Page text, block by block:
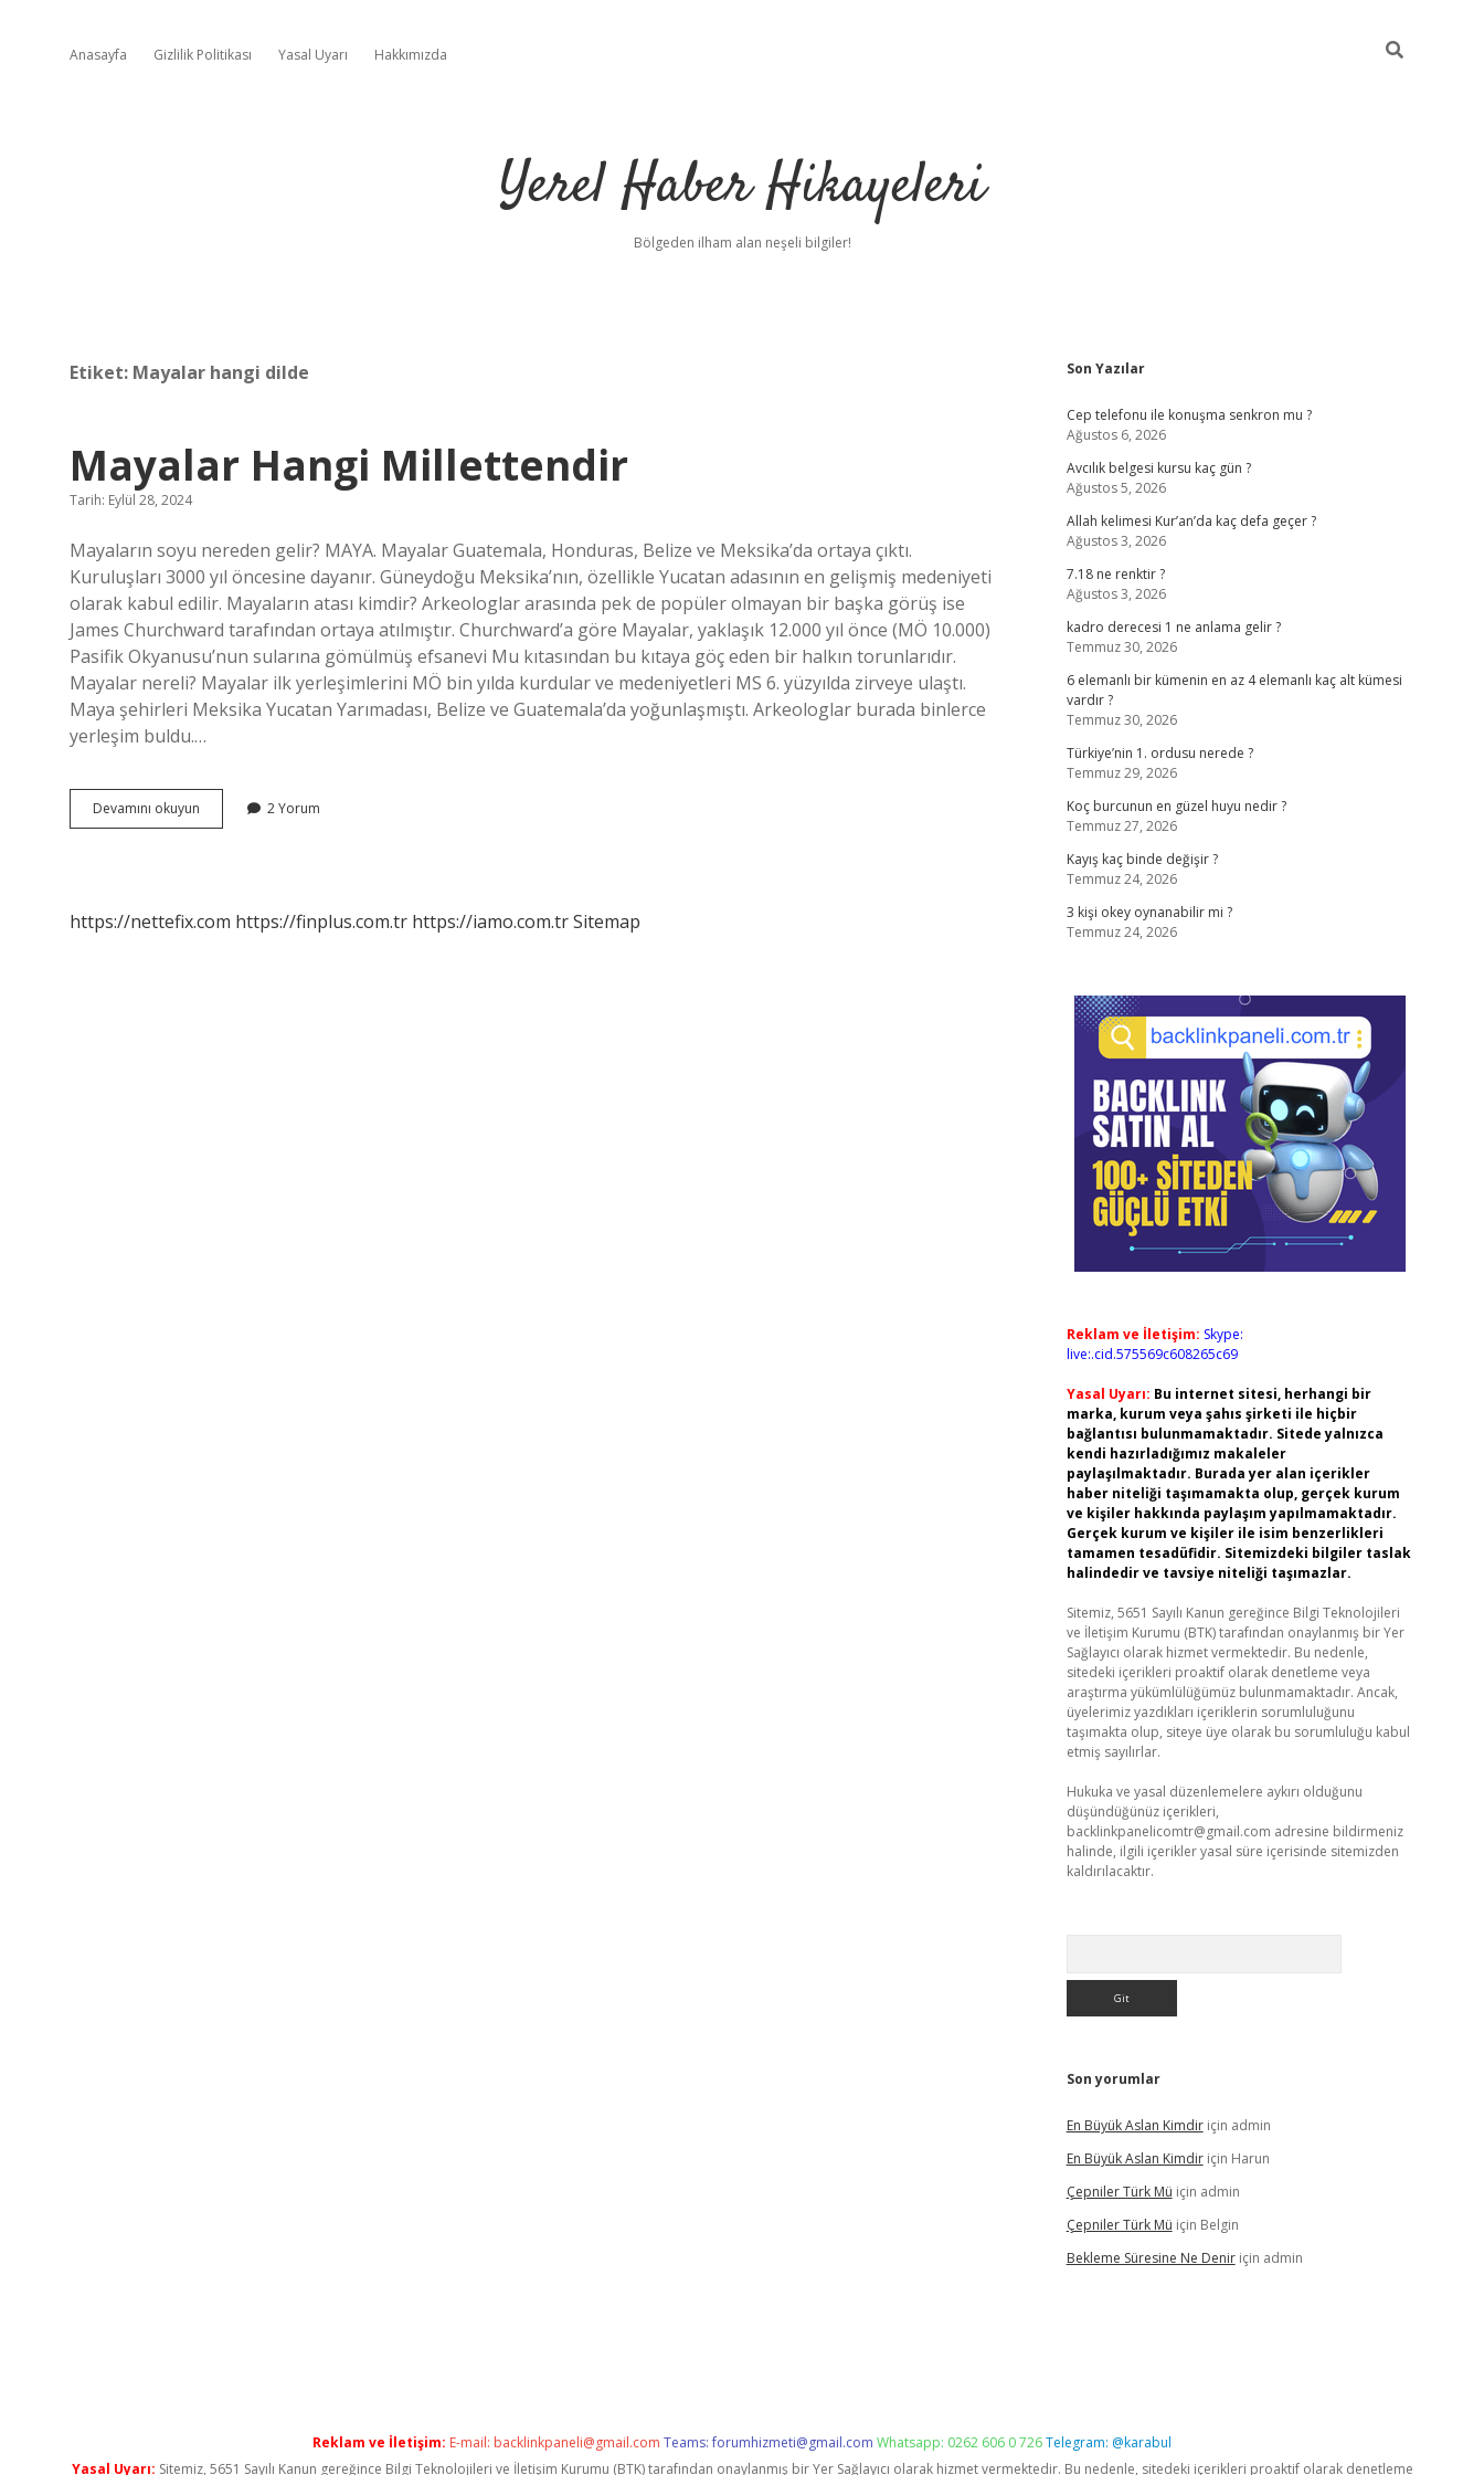
Anasayfa Gizlilik Politikası Yasal Uyarı Hakkımızda
Yerel Haber Hikayeleri
Bölgeden ilham alan neşeli bilgiler!
Etiket: Mayalar hangi dilde
Mayalar Hangi Millettendir
Tarih: Eylül 28, 2024
Mayaların soyu nereden gelir? MAYA. Mayalar Guatemala, Honduras, Belize ve Meksika’da ortaya çıktı.
Kuruluşları 3000 yıl öncesine dayanır. Güneydoğu Meksika’nın, özellikle Yucatan adasının en gelişmiş medeniyeti
olarak kabul edilir. Mayaların atası kimdir? Arkeologlar arasında pek de popüler olmayan bir başka görüş ise
James Churchward tarafından ortaya atılmıştır. Churchward’a göre Mayalar, yaklaşık 12.000 yıl önce (MÖ 10.000)
Pasifik Okyanusu’nun sularına gömülmüş efsanevi Mu kıtasından bu kıtaya göç eden bir halkın torunlarıdır.
Mayalar nereli? Mayalar ilk yerleşimlerini MÖ bin yılda kurdular ve medeniyetleri MS 6. yüzyılda zirveye ulaştı.
Maya şehirleri Meksika Yucatan Yarımadası, Belize ve Guatemala’da yoğunlaşmıştı. Arkeologlar burada binlerce
yerleşim buldu.…
Devamını okuyun Mayalar
Hangi
2 Yorum
https://nettefix.com https://finplus.com.tr https://iamo.com.trSitemap
Sidebar
Son Yazılar
Cep telefonu ile konuşma senkron mu ?
Ağustos 6, 2026
Avcılık belgesi kursu kaç gün ?
Ağustos 5, 2026
Allah kelimesi Kur’an’da kaç defa geçer ?
Ağustos 3, 2026
7.18 ne renktir ?
Ağustos 3, 2026
kadro derecesi 1 ne anlama gelir ?
Temmuz 30, 2026
6 elemanlı bir kümenin en az 4 elemanlı kaç alt kümesi
vardır ?
Temmuz 30, 2026
Türkiye’nin 1. ordusu nerede ?
Temmuz 29, 2026
Koç burcunun en güzel huyu nedir ?
Temmuz 27, 2026
Kayış kaç binde değişir ?
Temmuz 24, 2026
3 kişi okey oynanabilir mi ?
Temmuz 24, 2026
Reklam ve İletişim: Skype:
live:.cid.575569c608265c69
Yasal Uyarı: Bu internet sitesi, herhangi bir
marka, kurum veya şahıs şirketi ile hiçbir
bağlantısı bulunmamaktadır. Sitede yalnızca
kendi hazırladığımız makaleler
paylaşılmaktadır. Burada yer alan içerikler
haber niteliği taşımamakta olup, gerçek kurum
ve kişiler hakkında paylaşım yapılmamaktadır.
Gerçek kurum ve kişiler ile isim benzerlikleri
tamamen tesadüfidir. Sitemizdeki bilgiler taslak
halindedir ve tavsiye niteliği taşımazlar.
Sitemiz, 5651 Sayılı Kanun gereğince Bilgi Teknolojileri
ve İletişim Kurumu (BTK) tarafından onaylanmış bir Yer
Sağlayıcı olarak hizmet vermektedir. Bu nedenle,
sitedeki içerikleri proaktif olarak denetleme veya
araştırma yükümlülüğümüz bulunmamaktadır. Ancak,
üyelerimiz yazdıkları içeriklerin sorumluluğunu
taşımakta olup, siteye üye olarak bu sorumluluğu kabul
etmiş sayılırlar.
Hukuka ve yasal düzenlemelere aykırı olduğunu
düşündüğünüz içerikleri,
backlinkpanelicomtr@gmail.com adresine bildirmeniz
halinde, ilgili içerikler yasal süre içerisinde sitemizden
kaldırılacaktır.
Son yorumlar
En Büyük Aslan Kimdiriçin admin
En Büyük Aslan Kimdiriçin Harun
Çepniler Türk Mü için admin
Çepniler Türk Mü için Belgin
Bekleme Süresine Ne Deniriçin admin
Reklam ve İletişim: E-mail: backlinkpaneli@gmail.com Teams:forumhizmeti@gmail.com Whatsapp: 0262 606 0 726Telegram: @karabul
Yasal Uyarı: Sitemiz, 5651 Sayılı Kanun gereğince Bilgi Teknolojileri ve İletişim Kurumu (BTK) tarafından onaylanmış bir Yer Sağlayıcı olarak hizmet vermektedir. Bu nedenle, sitedeki içerikleri proaktif olarak denetleme